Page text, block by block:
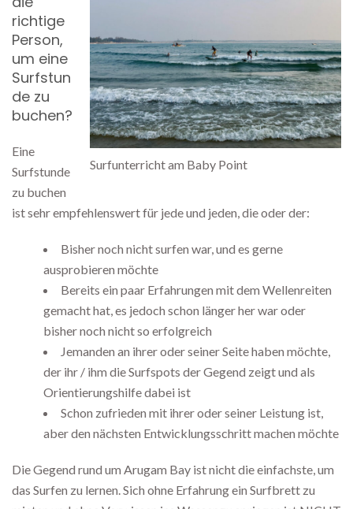
Surfunterricht am Baby Point
richtige
Person,
um eine
Surfstun
de zu
buchen?
Eine
Surfstunde
zu buchen
ist sehr empfehlenswert für jede und jeden, die oder der:
Bisher noch nicht surfen war, und es gerne
ausprobieren möchte
Bereits ein paar Erfahrungen mit dem Wellenreiten
gemacht hat, es jedoch schon länger her war oder
bisher noch nicht so erfolgreich
Jemanden an ihrer oder seiner Seite haben möchte,
der ihr / ihm die Surfspots der Gegend zeigt und als
Orientierungshilfe dabei ist
Schon zufrieden mit ihrer oder seiner Leistung ist,
aber den nächsten Entwicklungsschritt machen möchte
Die Gegend rund um Arugam Bay ist nicht die einfachste, um
das Surfen zu lernen. Sich ohne Erfahrung ein Surfbrett zu